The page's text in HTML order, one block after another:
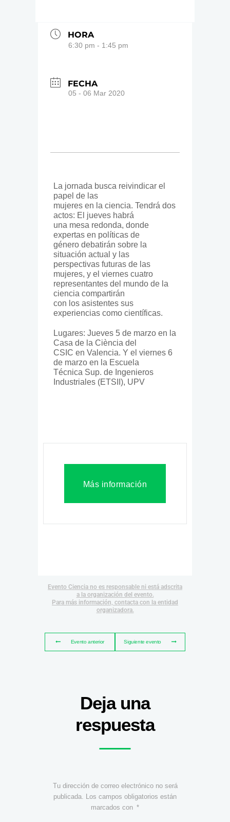
HORA
6:30 pm - 1:45 pm
FECHA
05 - 06 Mar 2020
La jornada busca reivindicar el
papel de las
mujeres en la ciencia. Tendrá dos
actos: El jueves habrá
una mesa redonda, donde
expertas en políticas de
género debatirán sobre la
situación actual y las
perspectivas futuras de las
mujeres, y el viernes cuatro
representantes del mundo de la
ciencia compartirán
con los asistentes sus
experiencias como científicas.
Lugares: Jueves 5 de marzo en la
Casa de la Ciència del
CSIC en Valencia. Y el viernes 6
de marzo en la Escuela
Técnica Sup. de Ingenieros
Industriales (ETSII), UPV
Más información
Evento Ciencia no es responsable ni está adscrita
a la organización del evento.
Para más información, contacta con la entidad
organizadora.
Evento anterior Siguiente evento
Deja una
respuesta
Tu dirección de correo electrónico no será
publicada.
Los campos obligatorios están
marcados con *